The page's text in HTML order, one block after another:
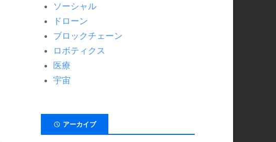
ソーシャル
ドローン
ブロックチェーン
ロボティクス
医療
宇宙
アーカイブ